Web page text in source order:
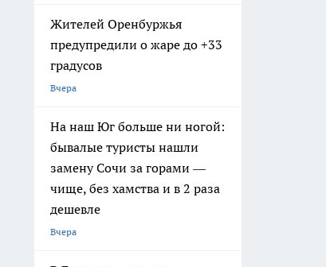
Жителей Оренбуржья
предупредили о жаре до +33
градусов
Вчера
На наш Юг больше ни ногой:
бывалые туристы нашли
замену Сочи за горами —
чище, без хамства и в 2 раза
дешевле
Вчера